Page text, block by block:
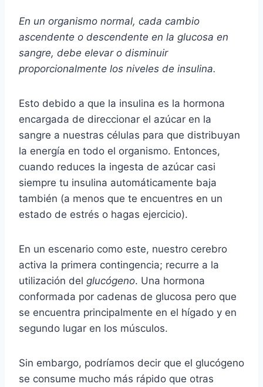
En un organismo normal, cada cambio
ascendente o descendente en la glucosa en
sangre, debe elevar o disminuir
proporcionalmente los niveles de insulina.
Esto debido a que la insulina es la hormona
encargada de direccionar el azúcar en la
sangre a nuestras células para que distribuyan
la energía en todo el organismo. Entonces,
cuando reduces la ingesta de azúcar casi
siempre tu insulina automáticamente baja
también (a menos que te encuentres en un
estado de estrés o hagas ejercicio).
En un escenario como este, nuestro cerebro
activa la primera contingencia; recurre a la
utilización del glucógeno. Una hormona
conformada por cadenas de glucosa pero que
se encuentra principalmente en el hígado y en
segundo lugar en los músculos.
Sin embargo, podríamos decir que el glucógeno
se consume mucho más rápido que otras